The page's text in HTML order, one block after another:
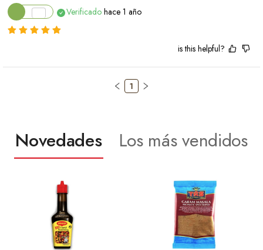
Verificado hace 1 año
is this helpful?
1
Novedades Los más vendidos